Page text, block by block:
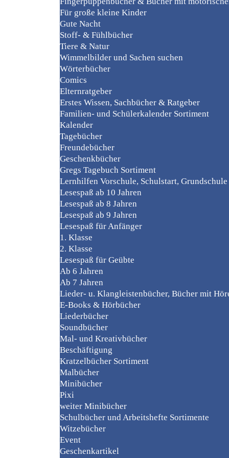
Für große kleine Kinder
Gute Nacht
Stoff- & Fühlbücher
Tiere & Natur
Wimmelbilder und Sachen suchen
Wörterbücher
Comics
Elternratgeber
Erstes Wissen, Sachbücher & Ratgeber
Familien- und Schülerkalender Sortiment
Kalender
Tagebücher
Freundebücher
Geschenkbücher
Gregs Tagebuch Sortiment
Lernhilfen Vorschule, Schulstart, Grundschule
Lesespaß ab 10 Jahren
Lesespaß ab 8 Jahren
Lesespaß ab 9 Jahren
Lesespaß für Anfänger
1. Klasse
2. Klasse
Lesespaß für Geübte
Ab 6 Jahren
Ab 7 Jahren
Lieder- u. Klangleistenbücher, Bücher mit
E-Books & Hörbücher
Liederbücher
Soundbücher
Mal- und Kreativbücher
Beschäftigung
Kratzelbücher Sortiment
Malbücher
Minibücher
Pixi
weiter Minibücher
Schulbücher und Arbeitshefte Sortimente
Witzebücher
Event
Geschenkartikel